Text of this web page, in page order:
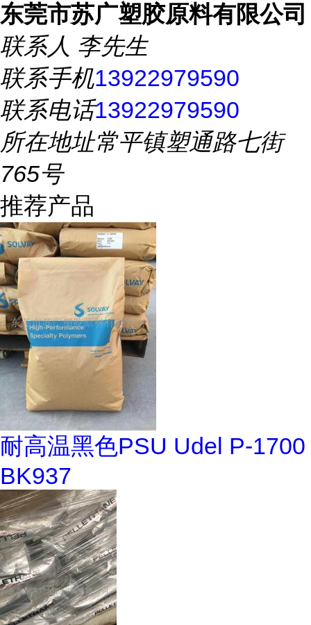
东莞市苏广塑胶原料有限公司
联系人 李先生
联系手机13922979590
联系电话13922979590
所在地址常平镇塑通路七街
765号
推荐产品
耐高温黑色PSU Udel P-1700
BK937